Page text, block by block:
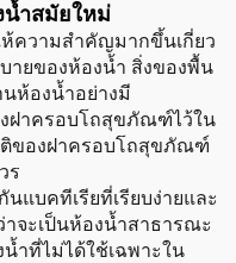
น้ำสมัยใหม่
ความสำคัญมากขึ้นเกี่ยว
ายของห้องน้ำ สิ่งของพื้น
ห้องน้ำอย่างมี
ฝาครอบโถสุขภัณฑ์ไว้ใน
ของฝาครอบโถสุขภัณฑ์
ร
แบคทีเรียที่เรียบง่ายและ
จะเป็นห้องน้ำสาธารณะ
ำที่ไม่ได้ใช้เฉพาะใน